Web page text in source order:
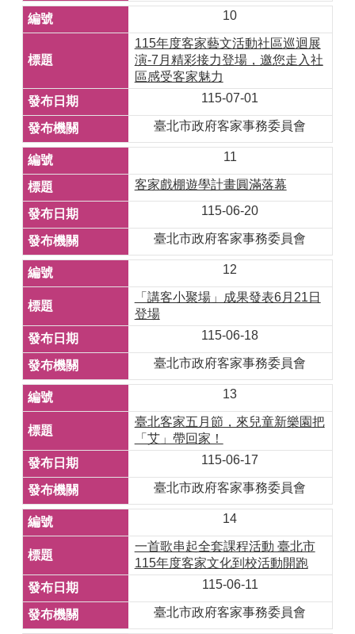
10
115年度客家藝文活動社區巡迴展
演-7月精彩接力登場，邀您走入社
區感受客家魅力
115-07-01
臺北市政府客家事務委員會
11
客家戲棚遊學計畫圓滿落幕
115-06-20
臺北市政府客家事務委員會
12
「講客小聚場」成果發表6月21日
登場
115-06-18
臺北市政府客家事務委員會
13
臺北客家五月節，來兒童新樂園把
「艾」帶回家！
115-06-17
臺北市政府客家事務委員會
14
一首歌串起全套課程活動 臺北市
115年度客家文化到校活動開跑
115-06-11
臺北市政府客家事務委員會